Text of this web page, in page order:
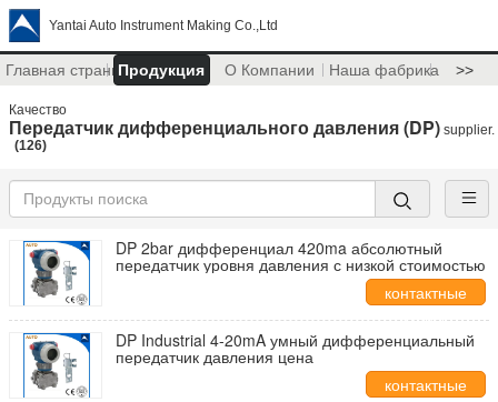
Yantai Auto Instrument Making Co.,Ltd
Главная страницаПродукция О Компании Наша фабрика >>
Качество
Передатчик дифференциального давления (DP) supplier.
(126)
DP 2bar дифференциал 420ma абсолютный
передатчик уровня давления с низкой стоимостью
контактные
данные
DP Industrial 4-20mA умный дифференциальный
передатчик давления цена
контактные